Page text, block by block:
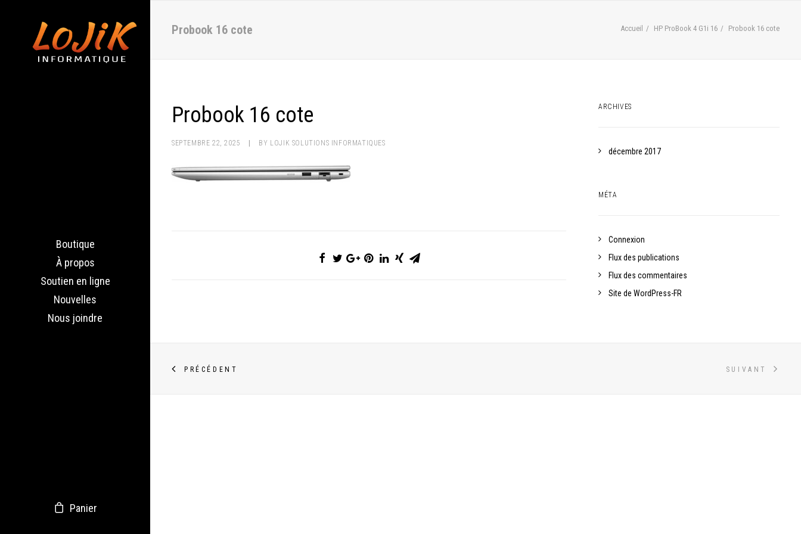
Boutique
À propos
Soutien en ligne
Nouvelles
Nous joindre
Panier
Probook 16 cote Accueil HP ProBook 4 G1i 16 Probook 16 cote
Probook 16 cote
SEPTEMBRE 22, 2025 BY LOJIK SOLUTIONS INFORMATIQUES
ARCHIVES
décembre 2017
MÉTA
Connexion
Flux des publications
Flux des commentaires
Site de WordPress-FR
PRÉCÉDENT SUIVANT